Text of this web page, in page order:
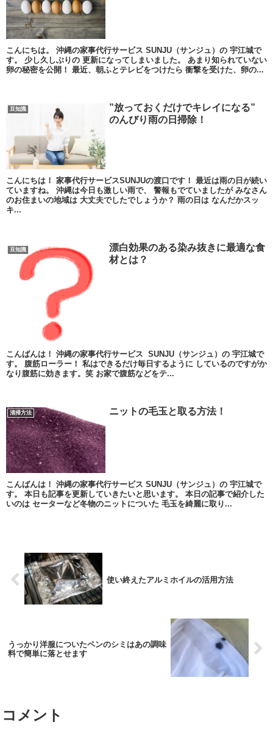
こんにちは。 沖縄の家事代行サービス SUNJU（サンジュ）の 宇江城で
す。 少し久しぶりの 更新になってしまいました。 あまり知られていない
卵の秘密を公開！ 最近、朝ふとテレビをつけたら 衝撃を受けた、卵の...
豆知識
”放っておくだけでキレイになる”
のんびり雨の日掃除！
こんにちは！ 家事代行サービスSUNJUの渡口です！ 最近は雨の日が続い
ていますね。 沖縄は今日も激しい雨で、 警報もでていましたが みなさん
のお住まいの地域は 大丈夫でしたでしょうか？ 雨の日は なんだかスッ
キ...
豆知識
漂白効果のある染み抜きに最適な食
材とは？
こんばんは！ 沖縄の家事代行サービス SUNJU（サンジュ）の 宇江城で
す。 腹筋ローラー！ 私はできるだけ毎日するように しているのですがか
なり腹筋に効きます。笑 お家で腹筋などをテ...
清掃方法 ニットの毛玉と取る方法！
こんばんは！ 沖縄の家事代行サービス SUNJU（サンジュ）の 宇江城で
す。 本日も記事を更新していきたいと思います。 本日の記事で紹介した
いのは セーターなど冬物のニットについた 毛玉を綺麗に取り...
使い終えたアルミホイルの活用方法
うっかり洋服についたペンのシミはあの調味
料で簡単に落とせます
コメント